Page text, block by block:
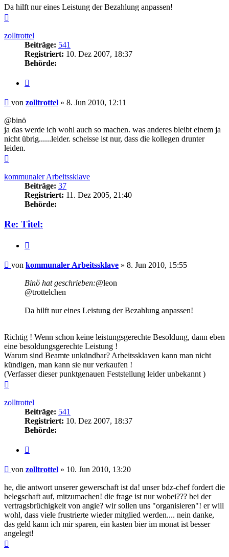
Da hilft nur eines Leistung der Bezahlung anpassen!
zolltrottel
Beiträge: 541
Registriert: 10. Dez 2007, 18:37
Behörde:
Beitrag
von zolltrottel » 8. Jun 2010, 12:11
@binö
ja das werde ich wohl auch so machen. was anderes bleibt einem ja
nicht übrig......leider. scheisse ist nur, dass die kollegen drunter
leiden.
kommunaler Arbeitssklave
Beiträge: 37
Registriert: 11. Dez 2005, 21:40
Behörde:
Re: Titel:
Beitrag
von kommunaler Arbeitssklave » 8. Jun 2010, 15:55
Binö hat geschrieben:@leon
@trottelchen
Da hilft nur eines Leistung der Bezahlung anpassen!
Richtig ! Wenn schon keine leistungsgerechte Besoldung, dann eben
eine besoldungsgerechte Leistung !
Warum sind Beamte unkündbar? Arbeitssklaven kann man nicht
kündigen, man kann sie nur verkaufen !
(Verfasser dieser punktgenauen Feststellung leider unbekannt )
zolltrottel
Beiträge: 541
Registriert: 10. Dez 2007, 18:37
Behörde:
Beitrag
von zolltrottel » 10. Jun 2010, 13:20
he, die antwort unserer gewerschaft ist da! unser bdz-chef fordert die
belegschaft auf, mitzumachen! die frage ist nur wobei??? bei der
vertragsbrüchigkeit von angie? wir sollen uns "organisieren"! er will
wohl, dass viele frustrierte wieder mitglied werden.... nein danke,
das geld kann ich mir sparen, ein kasten bier im monat ist besser
angelegt!